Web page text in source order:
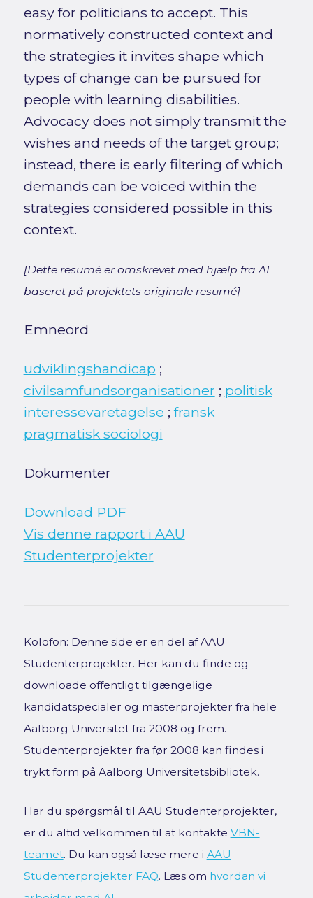
easy for politicians to accept. This
normatively constructed context and
the strategies it invites shape which
types of change can be pursued for
people with learning disabilities.
Advocacy does not simply transmit the
wishes and needs of the target group;
instead, there is early filtering of which
demands can be voiced within the
strategies considered possible in this
context.
[Dette resumé er omskrevet med hjælp fra AI
baseret på projektets originale resumé]
Emneord
udviklingshandicap ;
civilsamfundsorganisationer ; politisk
interessevaretagelse ;fransk
pragmatisk sociologi
Dokumenter
Download PDF
Vis denne rapport i AAU
Studenterprojekter
Kolofon: Denne side er en del af AAU
Studenterprojekter. Her kan du finde og
downloade offentligt tilgængelige
kandidatspecialer og masterprojekter fra hele
Aalborg Universitet fra 2008 og frem.
Studenterprojekter fra før 2008 kan findes i
trykt form på Aalborg Universitetsbibliotek.
Har du spørgsmål til AAU Studenterprojekter,
er du altid velkommen til at kontakte VBN-
teamet. Du kan også læse mere i AAU
Studenterprojekter FAQ. Læs om hvordan vi